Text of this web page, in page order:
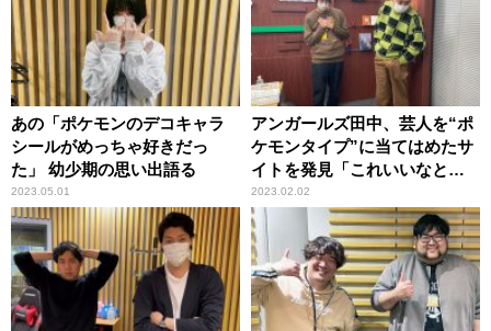
あの「ポケモンのデコキャラ
シールがめっちゃ好きだっ
た」 幼少期の思い出語る
2023.05.01
アンガールズ田中、芸人を“ポ
ケモンタイプ”に当てはめたサ
イトを発見「これいいなと思
って……」
2023.02.02